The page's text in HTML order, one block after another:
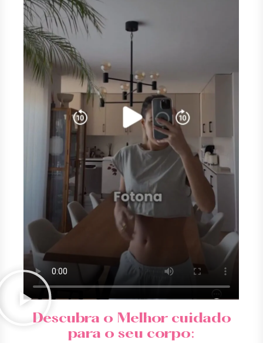
Descubra o Melhor cuidado
para o seu corpo: